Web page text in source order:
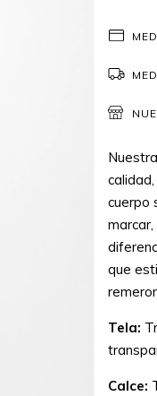
cuerpo
que
Tela:
Calce: